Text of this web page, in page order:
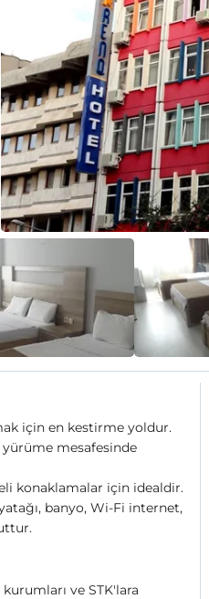
için en kestirme yoldur.
mesafesinde
konaklamalar için idealdir.
banyo, Wi-Fi internet,
ve STK'lara